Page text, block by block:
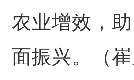
农业增效，
面振兴。（